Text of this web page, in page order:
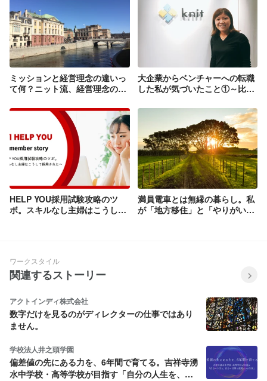
ミッションと経営理念の違いっ
て何？ニット流、経営理念の作
大企業からベンチャーへの転職
した私が気づいたこと①～比較
HELP YOU採用試験攻略のツ
ボ。スキルなし主婦はこうして
満員電車とは無縁の暮らし。私
が「地方移住」と「やりがいの
ワークスタイル
関連するストーリー
アクトインディ株式会社
数字だけを見るのがディレクターの仕事ではあり
ません。
学校法人井之頭学園
偏差値の先にある力を、6年間で育てる。吉祥寺湧
水中学校・高等学校が目指す「自分の人生を、自